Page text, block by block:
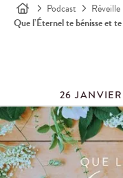
Podcast
Que l’Éternel te bénisse et
26